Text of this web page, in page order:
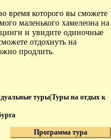
время которого вы сможете
маленького хамелеона на
и увидите одиночные
отдохнуть на
продлить.
туры|Туры на отдых к
Программа тура